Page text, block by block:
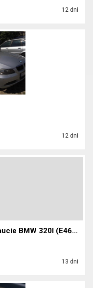
12 dni
12 dni
Syndyk sprzeda współudział w aucie BMW 320I (E46) ...
13 dni